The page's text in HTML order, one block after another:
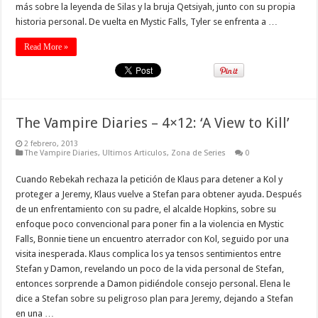
más sobre la leyenda de Silas y la bruja Qetsiyah, junto con su propia
historia personal. De vuelta en Mystic Falls, Tyler se enfrenta a …
Read More »
The Vampire Diaries – 4×12: ‘A View to Kill’
2 febrero, 2013
The Vampire Diaries, Ultimos Articulos, Zona de Series 0
Cuando Rebekah rechaza la petición de Klaus para detener a Kol y
proteger a Jeremy, Klaus vuelve a Stefan para obtener ayuda. Después
de un enfrentamiento con su padre, el alcalde Hopkins, sobre su
enfoque poco convencional para poner fin a la violencia en Mystic
Falls, Bonnie tiene un encuentro aterrador con Kol, seguido por una
visita inesperada. Klaus complica los ya tensos sentimientos entre
Stefan y Damon, revelando un poco de la vida personal de Stefan,
entonces sorprende a Damon pidiéndole consejo personal. Elena le
dice a Stefan sobre su peligroso plan para Jeremy, dejando a Stefan
en una …